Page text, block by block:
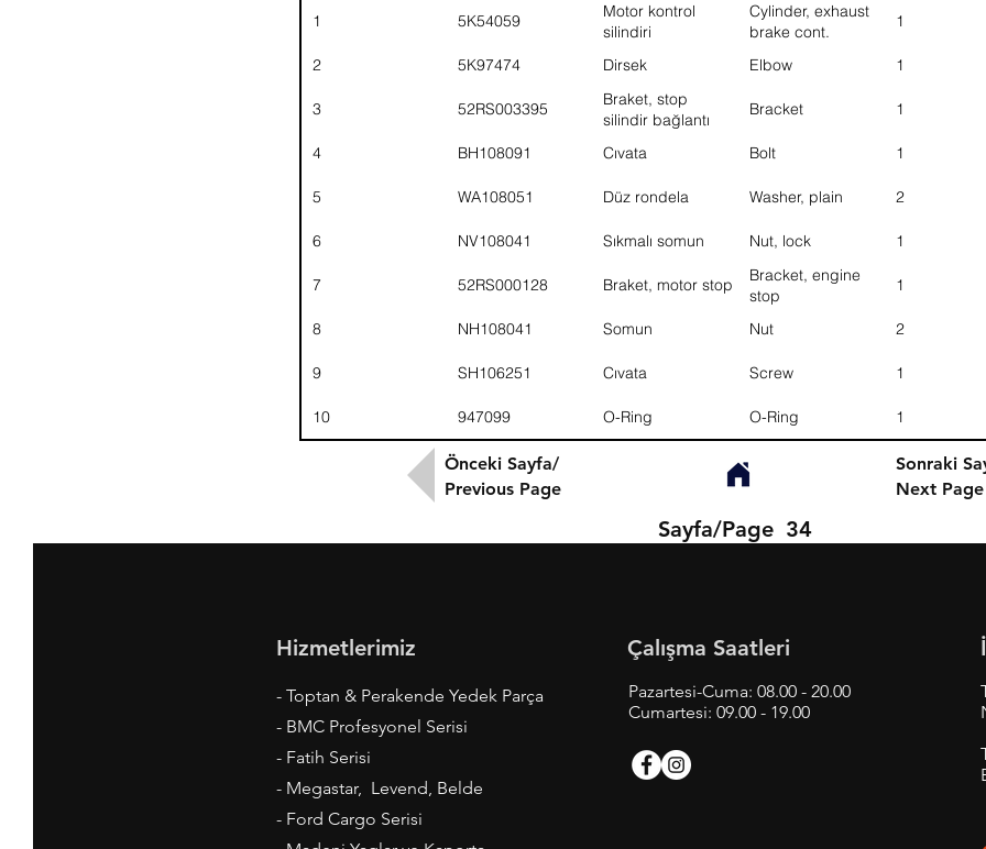
1 5K54059
Motor kontrol
silindiri
Cylinder, exhaust
brake cont.
1
2 5K97474 Dirsek Elbow 1
3 52RS003395
Braket, stop
silindir bağlantı
Bracket 1
4 BH108091 Cıvata Bolt 1
5 WA108051 Düz rondela Washer, plain 2
6 NV108041 Sıkmalı somun Nut, lock 1
7 52RS000128 Braket, motor stop
Bracket, engine
stop
1
8 NH108041 Somun Nut 2
9 SH106251 Cıvata Screw 1
10 947099 O-Ring O-Ring 1
Önceki Sayfa/
Previous Page
Sonraki
Next Page
Sayfa/Page 34
Hizmetlerimiz
- Toptan & Perakende Yedek Parça
- BMC Profesyonel Serisi
- Fatih Serisi
- Megastar, Levend, Belde
- Ford Cargo Serisi
Çalışma Saatleri
Pazartesi-Cuma: 08.00 - 20.00
Cumartesi: 09.00 - 19.00